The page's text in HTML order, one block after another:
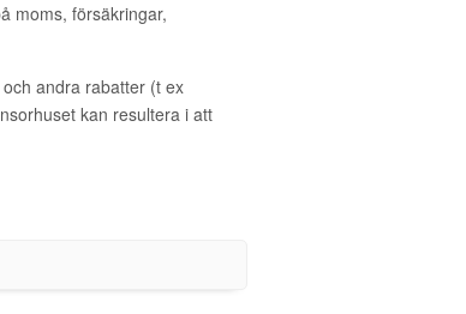
moms, försäkringar,
andra rabatter (t ex
kan resultera i att